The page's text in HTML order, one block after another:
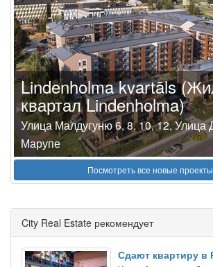
Lindenholma kvartāls
квартал Lindenholma)
Улица Малдугуню 6, 8, 10, 12, Улица
Марупе
Посмотреть все новые проекты
City Real Estate рекомендует
Сдают квартиру в